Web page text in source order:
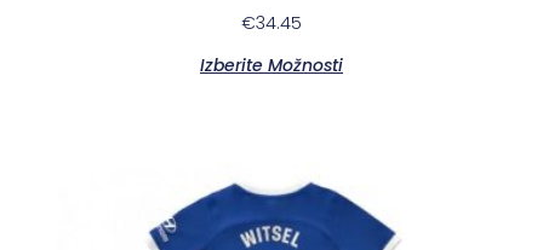
€34.45
Izberite Možnosti